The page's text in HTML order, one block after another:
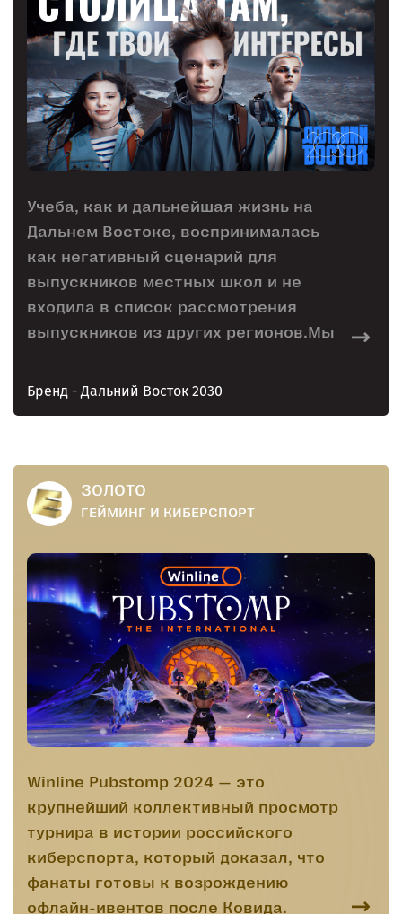
Учеба, как и дальнейшая жизнь на
Дальнем Востоке, воспринималась
как негативный сценарий для
выпускников местных школ и не
входила в список рассмотрения
выпускников из других регионов.Мы
рекламную кампанию, которая
Бренд - Дальний Восток 2030
ЗОЛОТО
ГЕЙМИНГ И КИБЕРСПОРТ
Winline Pubstomp 2024 — это
крупнейший коллективный просмотр
турнира в истории российского
киберспорта, который доказал, что
фанаты готовы к возрождению
офлайн-ивентов после Ковида.